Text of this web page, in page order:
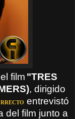
film "TRES
, dirigido
entrevistó
del film junto a